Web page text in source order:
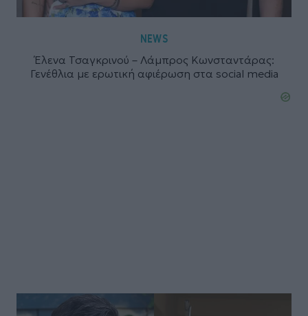
NEWS
Έλενα Τσαγκρινού – Λάμπρος Κωνσταντάρας:
Γενέθλια με ερωτική αφιέρωση στα social media